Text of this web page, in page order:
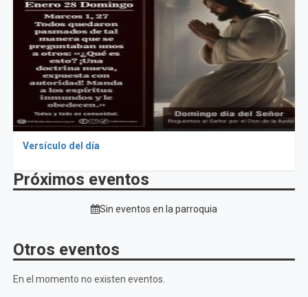
Versículo del día
Próximos eventos
Sin eventos en la parroquia
Otros eventos
En el momento no existen eventos.